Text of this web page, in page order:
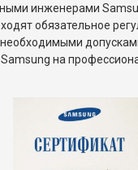
инженерами
обязательное
на